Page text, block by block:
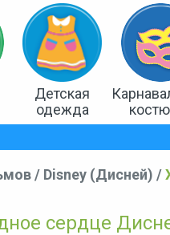
Детская
одежда
/ Disney (Дисней) /
сердце